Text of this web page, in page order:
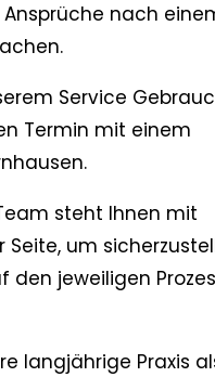
nach
Service
Termin mit einem
steht Ihnen mit
Seite, um
den jeweiligen
langjährige Praxis